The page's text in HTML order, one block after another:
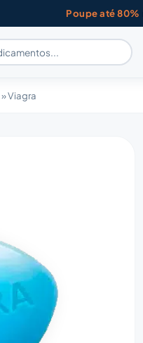
Poupe até 80%
»Viagra